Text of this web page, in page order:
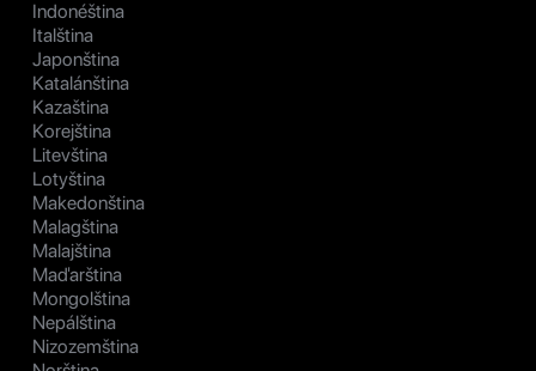
Indonéština
Italština
Japonština
Katalánština
Kazaština
Korejština
Litevština
Lotyština
Makedonština
Malagština
Malajština
Maďarština
Mongolština
Nepálština
Nizozemština